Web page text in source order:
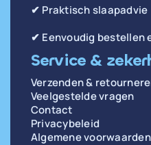
✔ Praktisch slaapadvie
✔ Eenvoudig bestellen
Service &
Verzenden &
Veelgestelde vragen
Contact
Privacybeleid
Algemene voorwaarden